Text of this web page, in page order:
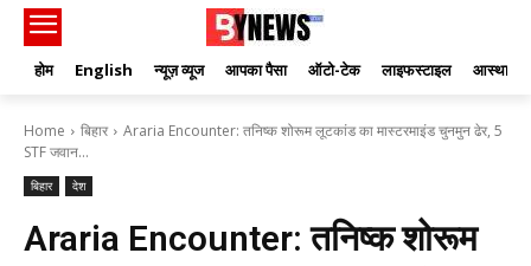
होम English न्यूज़ व्यूज आपका पैसा ऑटो-टेक लाइफस्टाइल आस्था
Home बिहार
Araria Encounter: तनिष्क शोरूम लूटकांड का मास्टरमाइंड चुनमुन ढेर, 5
STF जवान...
बिहार देश
Araria Encounter: तनिष्क शोरूम